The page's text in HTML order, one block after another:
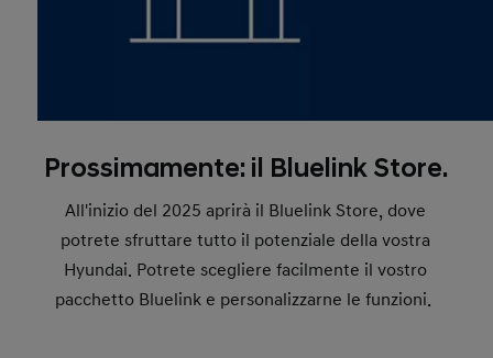
Prossimamente: il Bluelink Store.
All'inizio del 2025 aprirà il Bluelink Store, dove
potrete sfruttare tutto il potenziale della vostra
Hyundai. Potrete scegliere facilmente il vostro
pacchetto Bluelink e personalizzarne le funzioni.